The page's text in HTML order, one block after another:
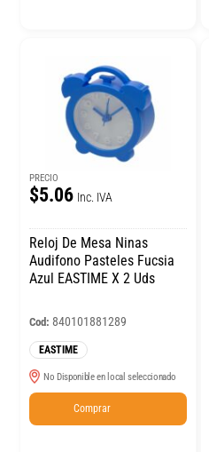
PRECIO
$5.06 Inc. IVA
Reloj De Mesa Ninas
Audifono Pasteles Fucsia
Azul EASTIME X 2 Uds
Cod: 840101881289
EASTIME
No Disponible en local seleccionado
Comprar